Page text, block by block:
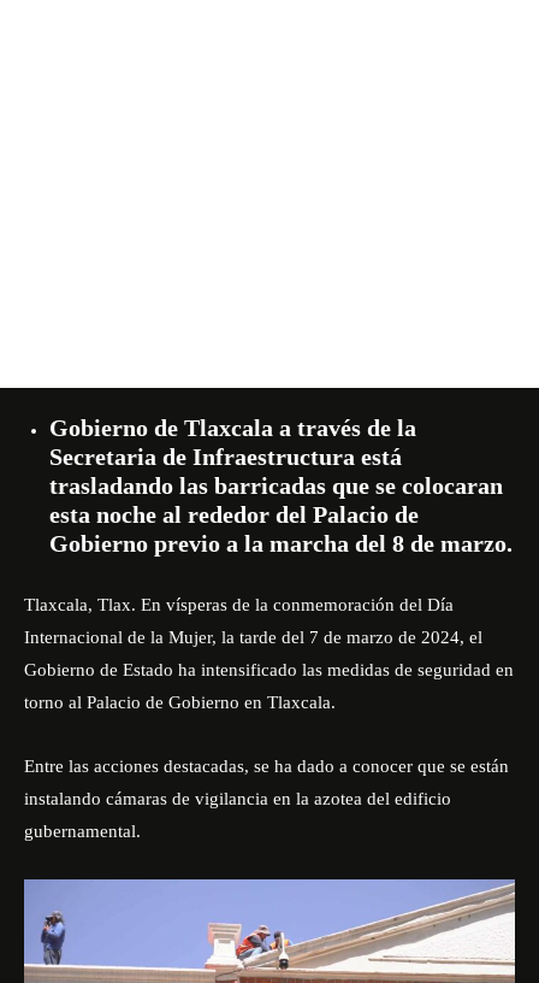
Gobierno de Tlaxcala a través de la
Secretaria de Infraestructura está
trasladando las barricadas que se colocaran
esta noche al rededor del Palacio de
Gobierno previo a la marcha del 8 de marzo.
Tlaxcala, Tlax. En vísperas de la conmemoración del Día
Internacional de la Mujer, la tarde del 7 de marzo de 2024, el
Gobierno de Estado ha intensificado las medidas de seguridad en
torno al Palacio de Gobierno en Tlaxcala.
Entre las acciones destacadas, se ha dado a conocer que se están
instalando cámaras de vigilancia en la azotea del edificio
gubernamental.